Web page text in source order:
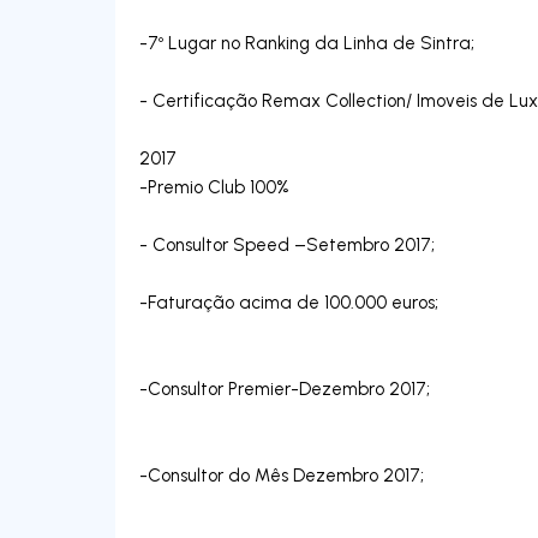
-7º Lugar no Ranking da Linha de Sintra;
- Certificação Remax Collection/ Imoveis de
2017
-Premio Club 100%
- Consultor Speed –Setembro 2017;
-Faturação acima de 100.000 euros;
-Consultor Premier-Dezembro 2017;
-Consultor do Mês Dezembro 2017;